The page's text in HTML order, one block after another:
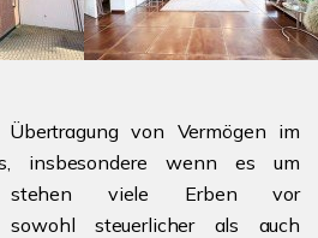
von Vermögen im
insbesondere wenn es um
stehen viele Erben vor
sowohl steuerlicher als auch